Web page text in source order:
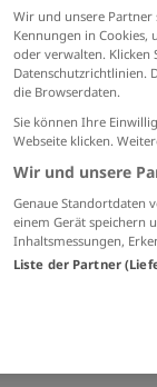
(2)
Assistenz/Sekretariat der Geschäftsführung (1)
Wir und unsere
Kennungen in Cookies,
oder verwalten. Klicken
Datenschutzrichtlinien.
die Browserdaten.
Sie können Ihre
Webseite klicken.
Wir und unsere
Genaue Standortdaten
einem Gerät speichern
Inhaltsmessungen,
Liste der Partner